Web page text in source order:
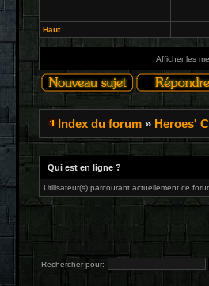
Haut
Afficher les
Index du forum » Heroes'
Qui est en ligne ?
Utilisateur(s) parcourant actuellement ce
Rechercher pour: